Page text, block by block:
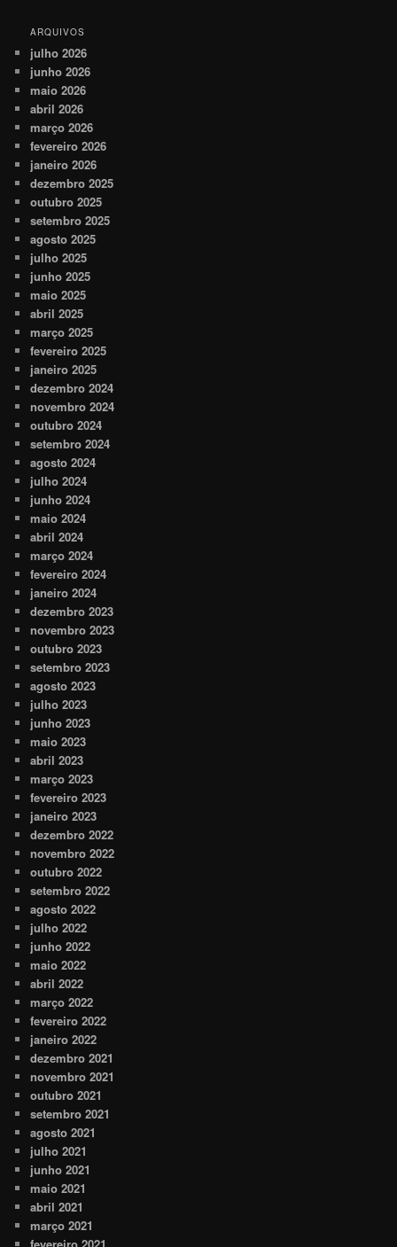
ARQUIVOS
julho 2026
junho 2026
maio 2026
abril 2026
março 2026
fevereiro 2026
janeiro 2026
dezembro 2025
outubro 2025
setembro 2025
agosto 2025
julho 2025
junho 2025
maio 2025
abril 2025
março 2025
fevereiro 2025
janeiro 2025
dezembro 2024
novembro 2024
outubro 2024
setembro 2024
agosto 2024
julho 2024
junho 2024
maio 2024
abril 2024
março 2024
fevereiro 2024
janeiro 2024
dezembro 2023
novembro 2023
outubro 2023
setembro 2023
agosto 2023
julho 2023
junho 2023
maio 2023
abril 2023
março 2023
fevereiro 2023
janeiro 2023
dezembro 2022
novembro 2022
outubro 2022
setembro 2022
agosto 2022
julho 2022
junho 2022
maio 2022
abril 2022
março 2022
fevereiro 2022
janeiro 2022
dezembro 2021
novembro 2021
outubro 2021
setembro 2021
agosto 2021
julho 2021
junho 2021
maio 2021
abril 2021
março 2021